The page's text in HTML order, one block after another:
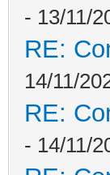
- 13/11/
RE:
14/11/
RE:
- 14/11/